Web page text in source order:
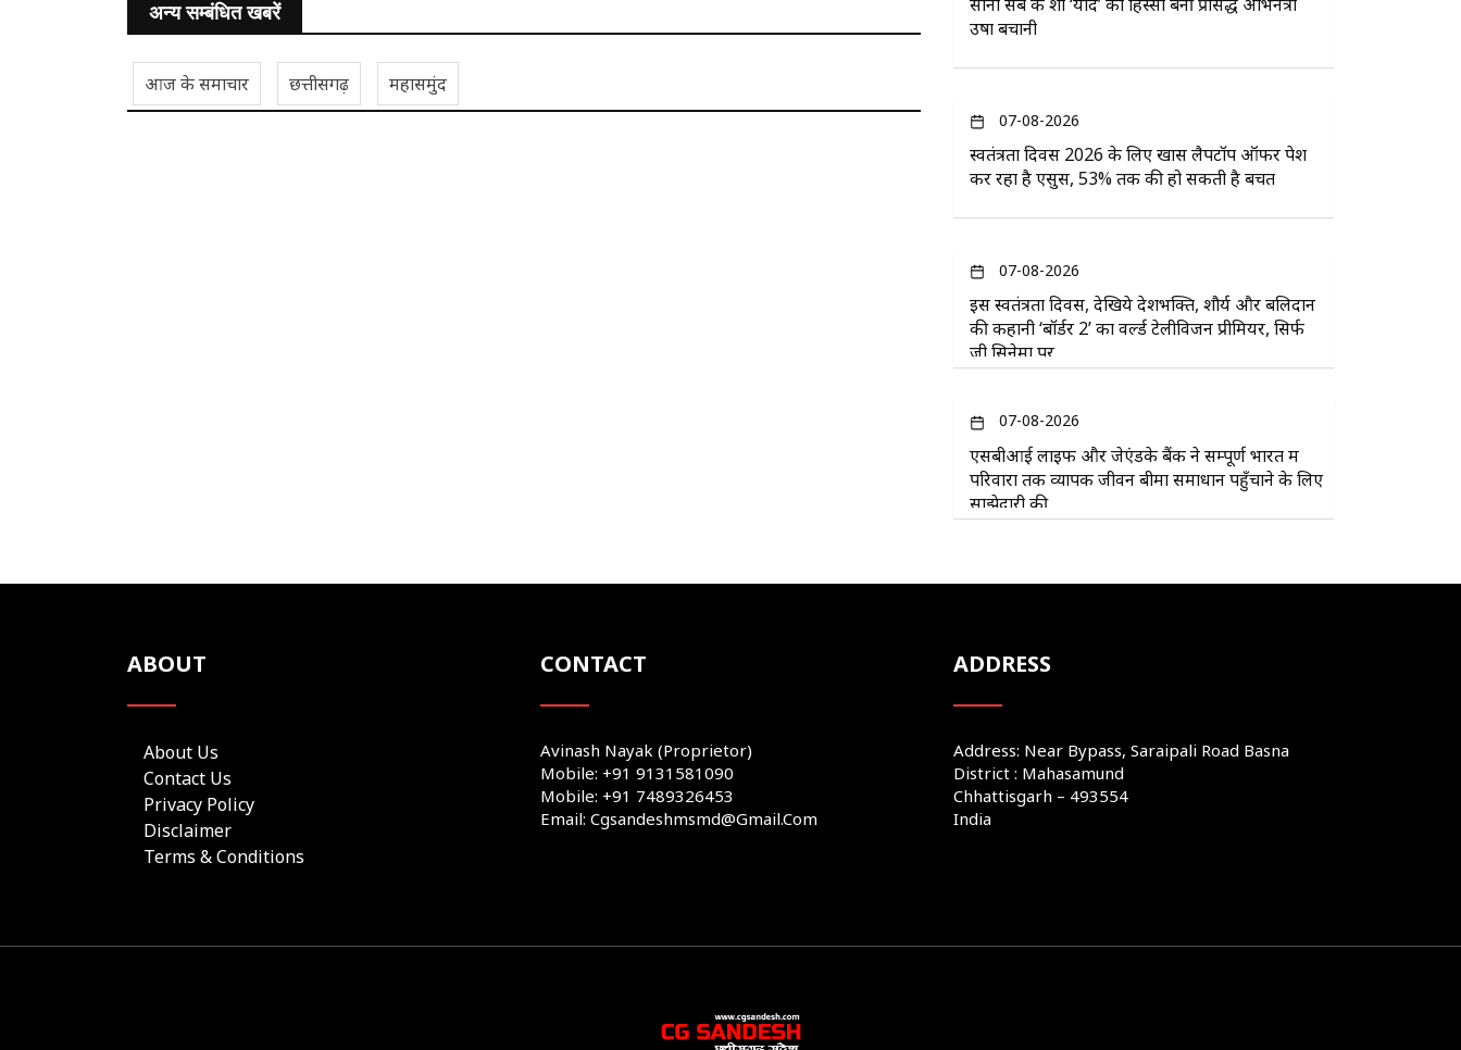
अन्य सम्बंधित खबरें
आज के समाचार छत्तीसगढ़ महासमुंद
उषा बचानी
07-08-2026
स्वतंत्रता दिवस 2026 के लिए खास लैपटॉप ऑफर पेश
कर रहा है एसुस, 53% तक की हो सकती है बचत
07-08-2026
इस स्वतंत्रता दिवस, देखिये देशभक्ति, शौर्य और बलिदान
की कहानी ‘बॉर्डर 2’ का वर्ल्ड टेलीविजन प्रीमियर, सिर्फ
ज़ी सिनेमा पर
07-08-2026
एसबीआई लाइफ और जेएंडके बैंक ने सम्पूर्ण भारत में
परिवारों तक व्यापक जीवन बीमा समाधान पहुँचाने के लिए
साझेदारी की
ABOUT
About Us
Contact Us
Privacy Policy
Disclaimer
Terms & Conditions
CONTACT
Avinash Nayak (Proprietor)
Mobile: +91 9131581090
Mobile: +91 7489326453
Email: Cgsandeshmsmd@gmail.com
ADDRESS
Address: Near Bypass, Saraipali Road Basna
District : Mahasamund
Chhattisgarh – 493554
India